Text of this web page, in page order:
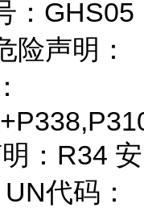
：GHS05
险声明：
：R34 安
代码：